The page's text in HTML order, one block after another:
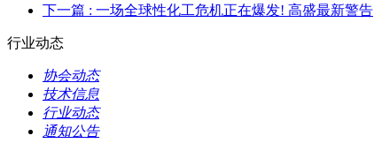
下一篇 : 一场全球性化工危机正在爆发! 高盛最新警告
行业动态
协会动态
技术信息
行业动态
通知公告